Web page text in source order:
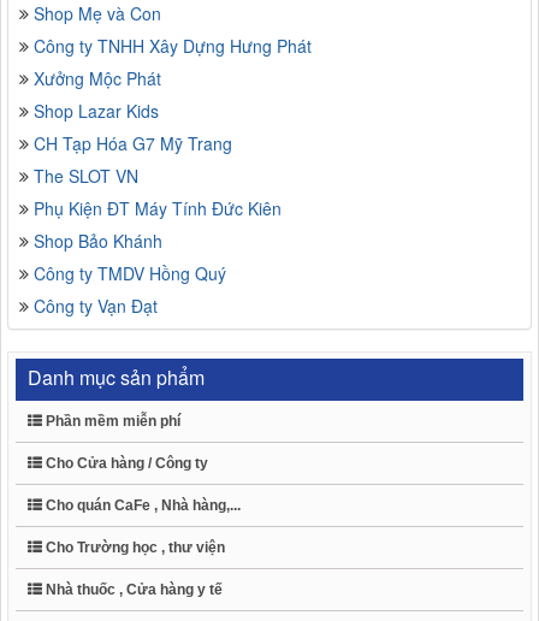
Shop Mẹ và Con
Công ty TNHH Xây Dựng Hưng Phát
Xưởng Mộc Phát
Shop Lazar Kids
CH Tạp Hóa G7 Mỹ Trang
The SLOT VN
Phụ Kiện ĐT Máy Tính Đức Kiên
Shop Bảo Khánh
Công ty TMDV Hồng Quý
Công ty Vạn Đạt
Danh mục sản phẩm
Phần mềm miễn phí
Cho Cửa hàng / Công ty
Cho quán CaFe , Nhà hàng,...
Cho Trường học , thư viện
Nhà thuốc , Cửa hàng y tế